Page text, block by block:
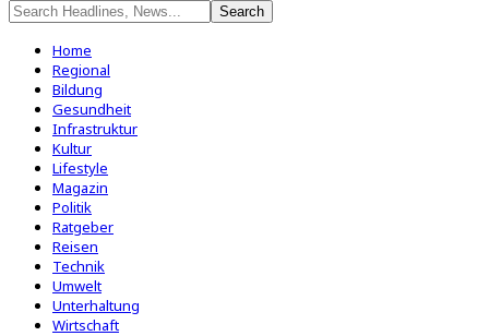
Home
Regional
Bildung
Gesundheit
Infrastruktur
Kultur
Lifestyle
Magazin
Politik
Ratgeber
Reisen
Technik
Umwelt
Unterhaltung
Wirtschaft